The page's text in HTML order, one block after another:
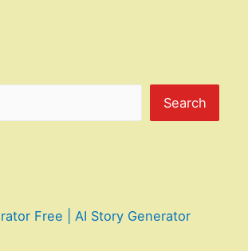
Search
Free | AI Story Generator